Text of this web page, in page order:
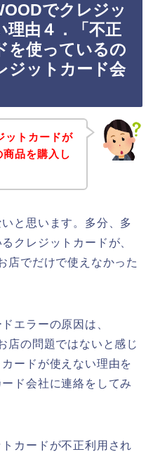
でクレジッ
理由４．「不正
を使っているの
ジットカード会
ットカードが
品を購入し
と思います。多分、多
クレジットカードが、
店でだけで使えなかった
エラーの原因は、
店の問題ではないと感じ
ードが使えない理由を
ド会社に連絡をしてみ
カードが不正利用され